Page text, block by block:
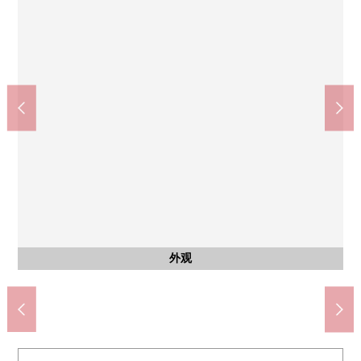
外观
停车场
其他
名牌
入口
外观
外观
峰会商店樱店(约530m)
步行7分钟。
7-Eleven马事公苑店(约310m)
步行4分钟。
TSURUHA药品马事公苑前店(约60m)
步行1分钟。
世田谷樱丘3邮局(约650m)
步行9分钟。
sokora用贺(约1290m)
步行17分钟。
马事公苑(约190m)
步行3分钟。
公立学校互助会关东中央医院(约790m)
步行10分钟。
世田谷区立用贺小学(约890m)
步行12分钟。
世田谷区立用贺中学(约1640m)
步行21分钟。